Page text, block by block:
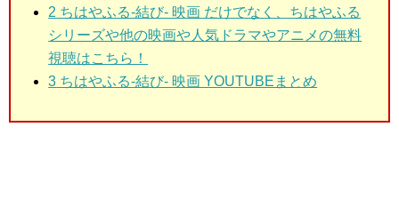
2 ちはやふる-結び- 映画 だけでなく、ちはやふる
シリーズや他の映画や人気ドラマやアニメの無料
視聴はこちら！
3 ちはやふる-結び- 映画 YOUTUBEまとめ